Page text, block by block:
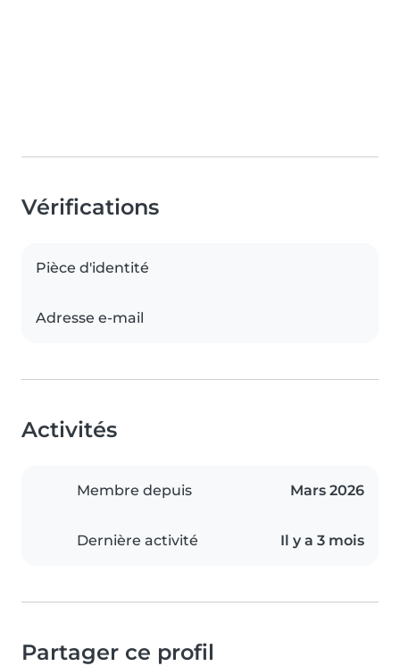
Vérifications
Pièce d'identité
Adresse e-mail
Activités
Membre depuis Mars 2026
Dernière activité Il y a 3 mois
Partager ce profil